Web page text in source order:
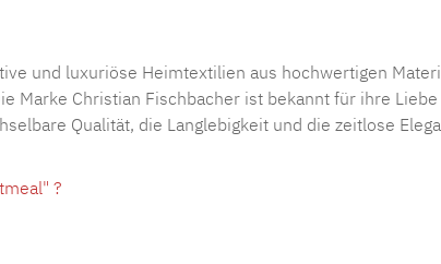
und luxuriöse Heimtextilien aus hochwertigen
Marke Christian Fischbacher ist bekannt für ihre
Qualität, die Langlebigkeit und die zeitlose
?